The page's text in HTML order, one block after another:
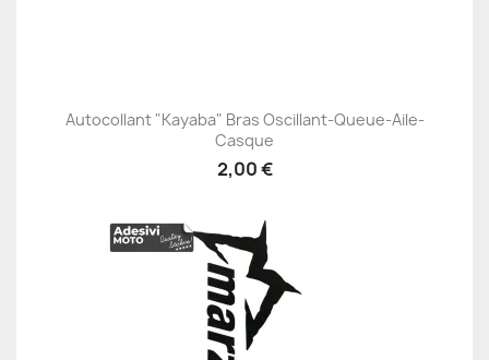
Autocollant "Kayaba" Bras Oscillant-Queue-Aile-
Casque
2,00 €